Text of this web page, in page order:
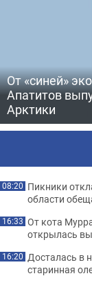
От «синей»
Апатитов
Арктики
08:20 Пикники
области
16:33 От кота
открылась
16:20 Досталась в
старинная